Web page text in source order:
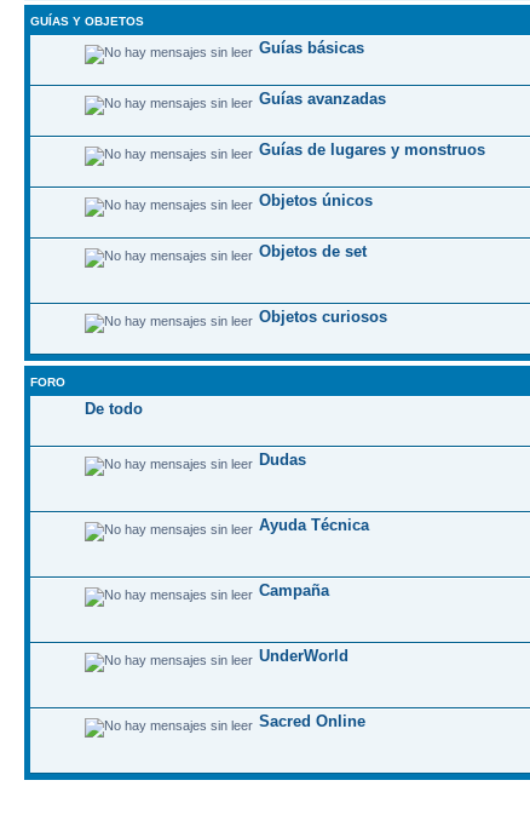
GUÍ­AS Y OBJETOS
Guí­as básicas
Guí­as avanzadas
Guí­as de lugares y monstruos
Objetos únicos
Objetos de set
Objetos curiosos
FORO
De todo
Dudas
Ayuda Técnica
Campaña
UnderWorld
Sacred Online